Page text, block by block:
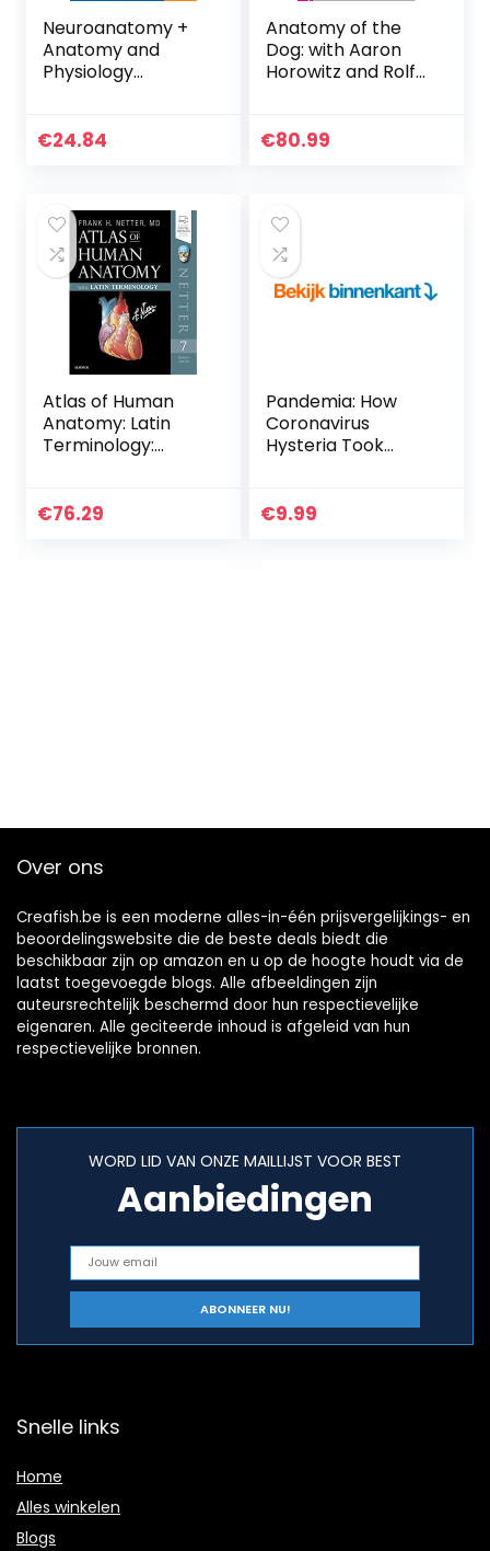
Neuroanatomy +
Anatomy and
Physiology
Incredibly Detailed
€24.84
Anatomy of the
Dog: with Aaron
Horowitz and Rolf
€80.99
Atlas of Human
Anatomy: Latin
Terminology:
€76.29
Pandemia: How
Coronavirus
Hysteria Took
Rights, and Lives
€9.99
Over ons
Creafish.be is een moderne alles-in-één prijsvergelijkings- en
beoordelingswebsite die de beste deals biedt die
beschikbaar zijn op amazon en u op de hoogte houdt via de
laatst toegevoegde blogs. Alle afbeeldingen zijn
auteursrechtelijk beschermd door hun respectievelijke
eigenaren. Alle geciteerde inhoud is afgeleid van hun
respectievelijke bronnen.
WORD LID VAN ONZE MAILLIJST VOOR BEST
Aanbiedingen
Snelle links
Home
Alles winkelen
Blogs